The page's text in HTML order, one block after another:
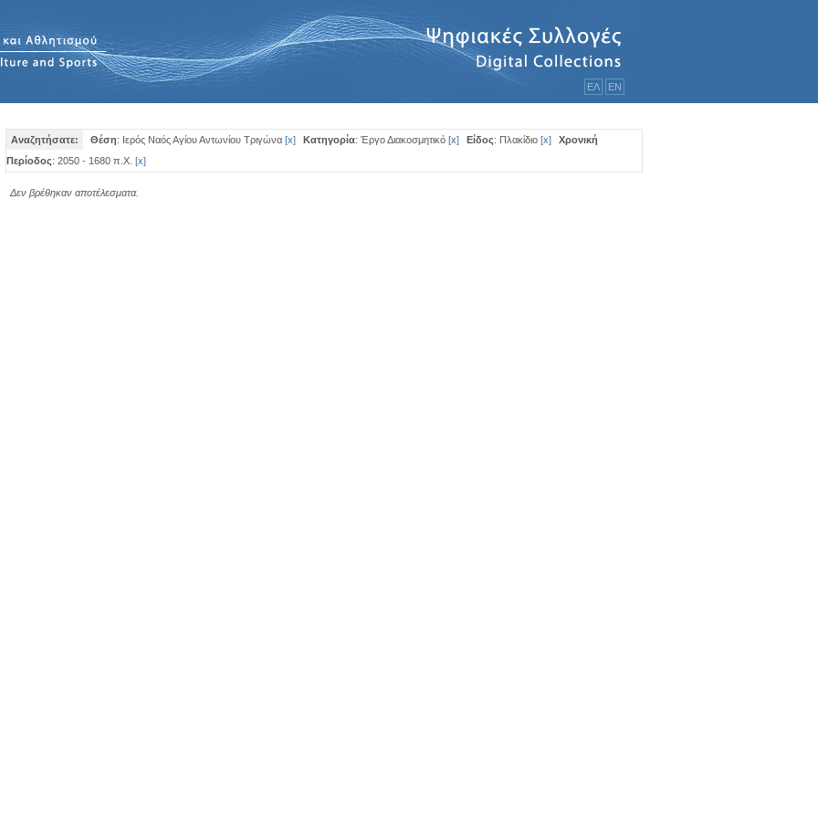
ΕΛ ΕΝ
Αναζητήσατε: Θέση: Ιερός Ναός Αγίου Αντωνίου Τριγώνα [x] Κατηγορία: Έργο Διακοσμητικό [x] Είδος: Πλακίδιο [x]
Χρονική
Περίοδος: 2050 - 1680 π.Χ. [x]
Δεν βρέθηκαν αποτέλεσματα.